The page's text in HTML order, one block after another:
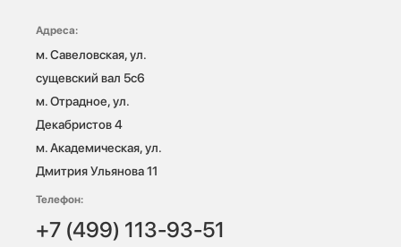
Адреса:
м. Савеловская, ул.
сущевский вал 5с6
м. Отрадное, ул.
Декабристов 4
м. Академическая, ул.
Дмитрия Ульянова 11
Телефон:
+7 (499) 113-93-51